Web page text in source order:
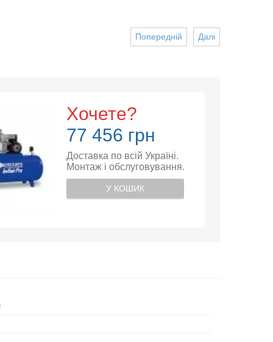
Далі
Попередній
Хочете?
77 456 грн
Доставка по всій Україні.
Монтаж і обслуговування.
У КОШИК